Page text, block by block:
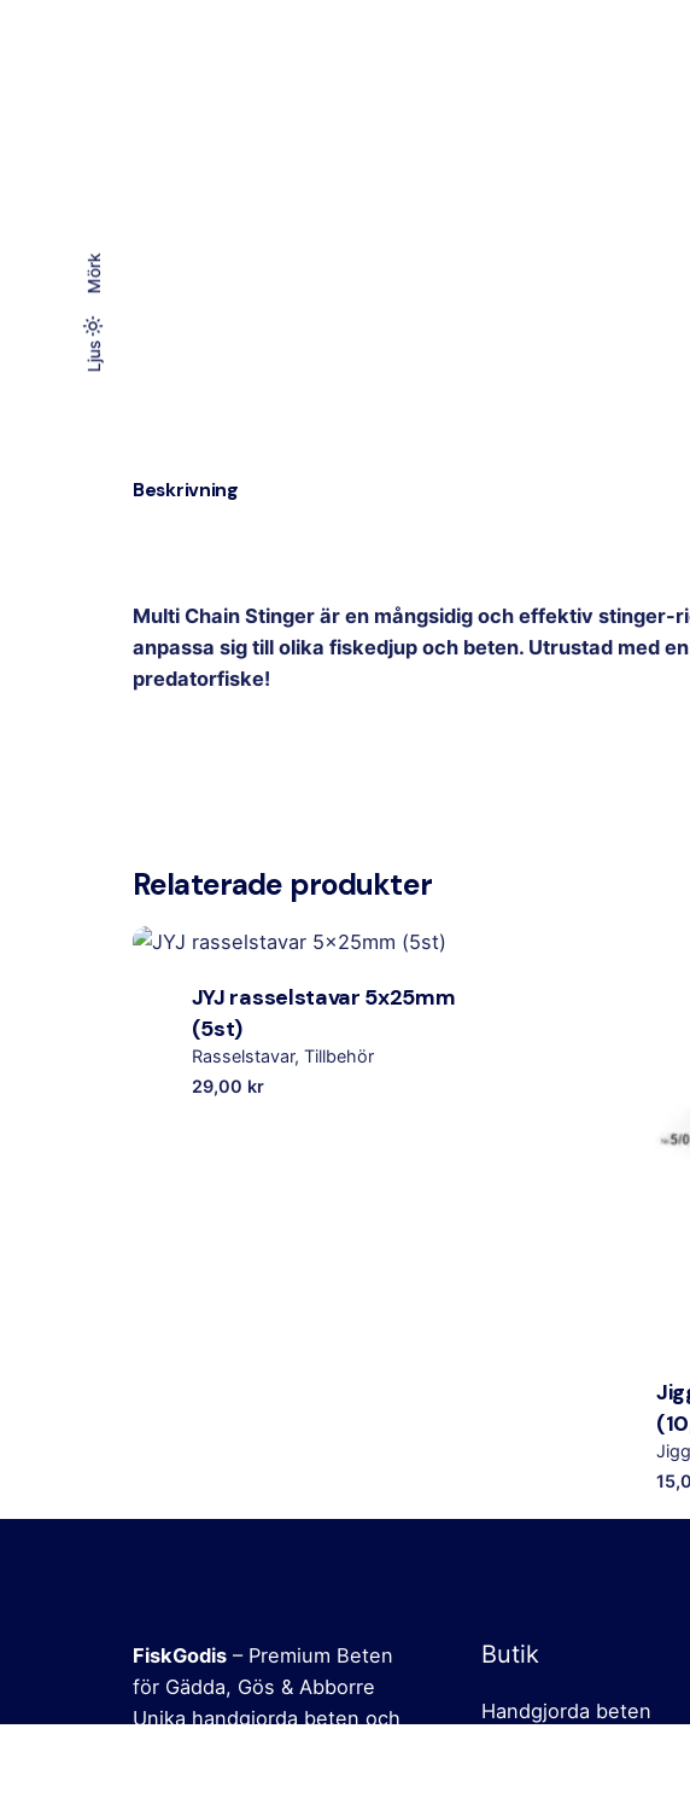
Ljus
Mörk
Ljus
Mörk
Beskrivning
Multi Chain Stinger är en mångsidig och effektiv stinger-
anpassa sig till olika fiskedjup och beten. Utrustad med
predatorfiske!
Relaterade produkter
JYJ rasselstavar 5x25mm
(5st)
Rasselstavar Tillbehör
29,00 kr
FiskGodis – Premium Beten
för Gädda, Gös & Abborre
Unika handgjorda beten och
Butik
Handgjorda beten